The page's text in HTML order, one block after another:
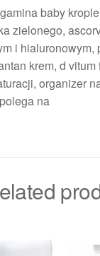
baby
zielonego,
i hialuronowym,
krem, d vitum
organizer
na